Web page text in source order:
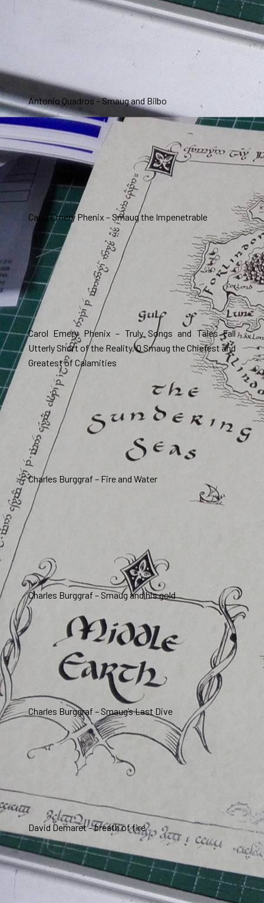
Antonio Quadros – Smaug and Bilbo
Carol Emery Phenix – Smaug the Impenetrable
Carol Emery Phenix – Truly Songs and Tales Fall
Utterly Short of the Reality, O Smaug the Chiefest and
Greatest of Calamities
Charles Burggraf – Fire and Water
Charles Burggraf – Smaug and his gold
Charles Burggraf – Smaug’s Last Dive
David Demaret – breath of fire